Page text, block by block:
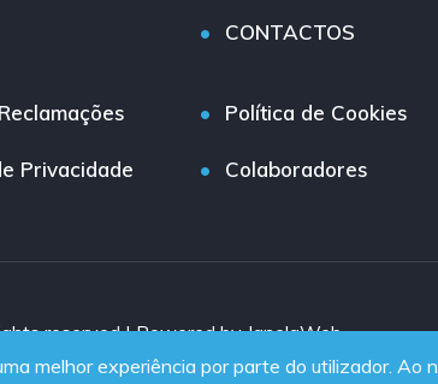
CONTACTOS
Política de Cookies
Privacidade Colaboradores
reserved | Powered by JanelaWeb
melhor experiência por parte do utilizador. Ao